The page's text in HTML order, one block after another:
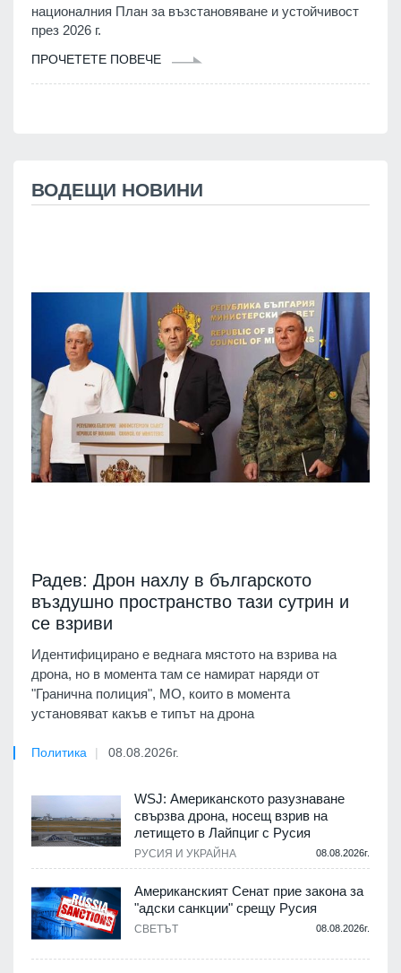
националния План за възстановяване и устойчивост
през 2026 г.
ПРОЧЕТЕТЕ ПОВЕЧЕ
ВОДЕЩИ НОВИНИ
Радев: Дрон нахлу в българското
въздушно пространство тази сутрин и
се взриви
Идентифицирано е веднага мястото на взрива на
дрона, но в момента там се намират наряди от
"Гранична полиция", МО, които в момента
установяват какъв е типът на дрона
Политика 08.08.2026г.
WSJ: Американското разузнаване
свързва дрона, носещ взрив на
летището в Лайпциг с Русия
РУСИЯ И УКРАЙНА 08.08.2026г.
Американският Сенат прие закона за
"адски санкции" срещу Русия
СВЕТЪТ 08.08.2026г.